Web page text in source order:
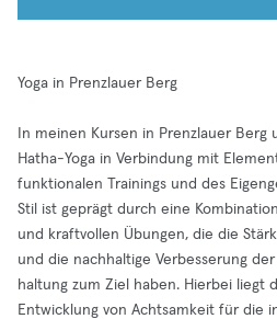
Yoga in Prenzlauer Berg
In meinen Kursen in Prenzlauer
Hatha-Yoga in Verbindung mit
funktionalen Trainings und des
Stil ist geprägt durch eine
und kraftvollen Übungen, die die
und die nachhaltige Verbesserung
haltung zum Ziel haben. Hierbei liegt
Entwicklung von Achtsamkeit für die